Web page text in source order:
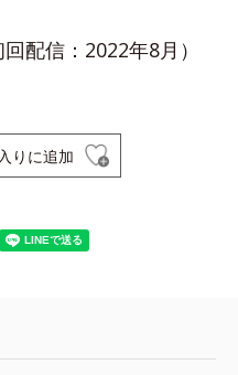
配信：2022年8月）
りに追加